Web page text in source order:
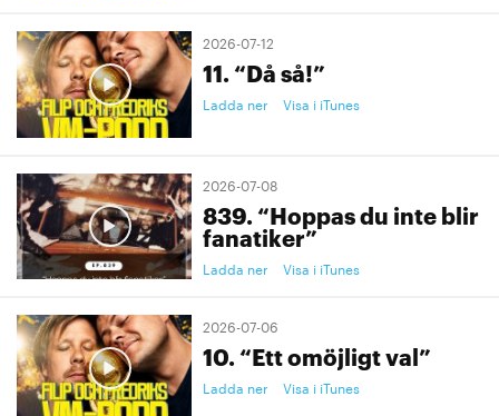
2026-07-12
11. “Då så!”
Ladda ner Visa i iTunes
2026-07-08
839. “Hoppas du inte blir
fanatiker”
Ladda ner Visa i iTunes
2026-07-06
10. “Ett omöjligt val”
Ladda ner Visa i iTunes